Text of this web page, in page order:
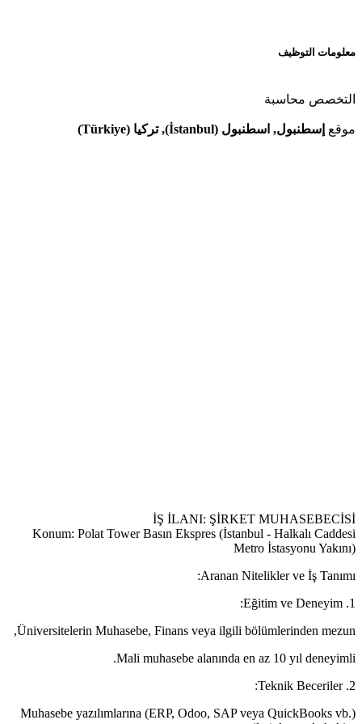
معلومات التوظيف
التخصص محاسبة
موقع إسطنبول, اسطنبول (İstanbul), تركيا (Türkiye)
İŞ İLANI: ŞİRKET MUHASEBECİSİ
Konum: Polat Tower Basın Ekspres (İstanbul - Halkalı Caddesi
Metro İstasyonu Yakını)
Aranan Nitelikler ve İş Tanımı:
1. Eğitim ve Deneyim:
Üniversitelerin Muhasebe, Finans veya ilgili bölümlerinden mezun,
Mali muhasebe alanında en az 10 yıl deneyimli.
2. Teknik Beceriler:
Muhasebe yazılımlarına (ERP, Odoo, SAP veya QuickBooks vb.)